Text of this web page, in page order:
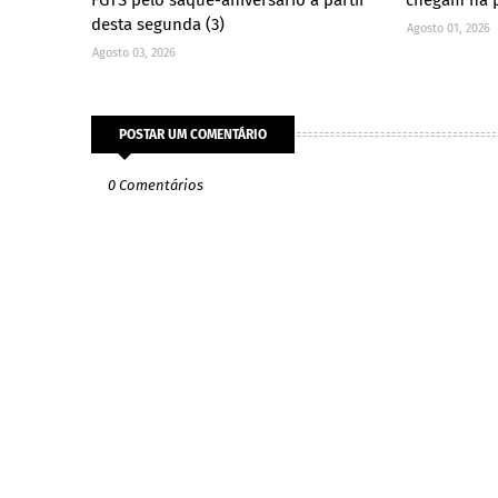
desta segunda (3)
Agosto 03, 2026
Agosto 01, 2026
POSTAR UM COMENTÁRIO
0 Comentários